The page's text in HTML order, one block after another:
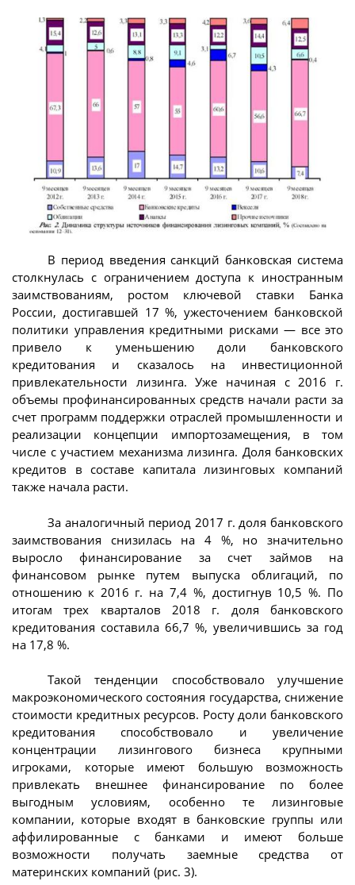
В период введения санкций банковская система
столкнулась с ограничением доступа к иностранным
заимствованиям, ростом ключевой ставки Банка
России, достигавшей 17 %, ужесточением банковской
политики управления кредитными рисками — все это
привело к уменьшению доли банковского
кредитования и сказалось на инвестиционной
привлекательности лизинга. Уже начиная с 2016 г.
объемы профинансированных средств начали расти за
счет программ поддержки отраслей промышленности и
реализации концепции импортозамещения, в том
числе с участием механизма лизинга. Доля банковских
кредитов в составе капитала лизинговых компаний
также начала расти.
За аналогичный период 2017 г. доля банковского
заимствования снизилась на 4 %, но значительно
выросло финансирование за счет займов на
финансовом рынке путем выпуска облигаций, по
отношению к 2016 г. на 7,4 %, достигнув 10,5 %. По
итогам трех кварталов 2018 г. доля банковского
кредитования составила 66,7 %, увеличившись за год
на 17,8 %.
Такой тенденции способствовало улучшение
макроэкономического состояния государства, снижение
стоимости кредитных ресурсов. Росту доли банковского
кредитования способствовало и увеличение
концентрации лизингового бизнеса крупными
игроками, которые имеют большую возможность
привлекать внешнее финансирование по более
выгодным условиям, особенно те лизинговые
компании, которые входят в банковские группы или
аффилированные с банками и имеют больше
возможности получать заемные средства от
материнских компаний (рис. 3).